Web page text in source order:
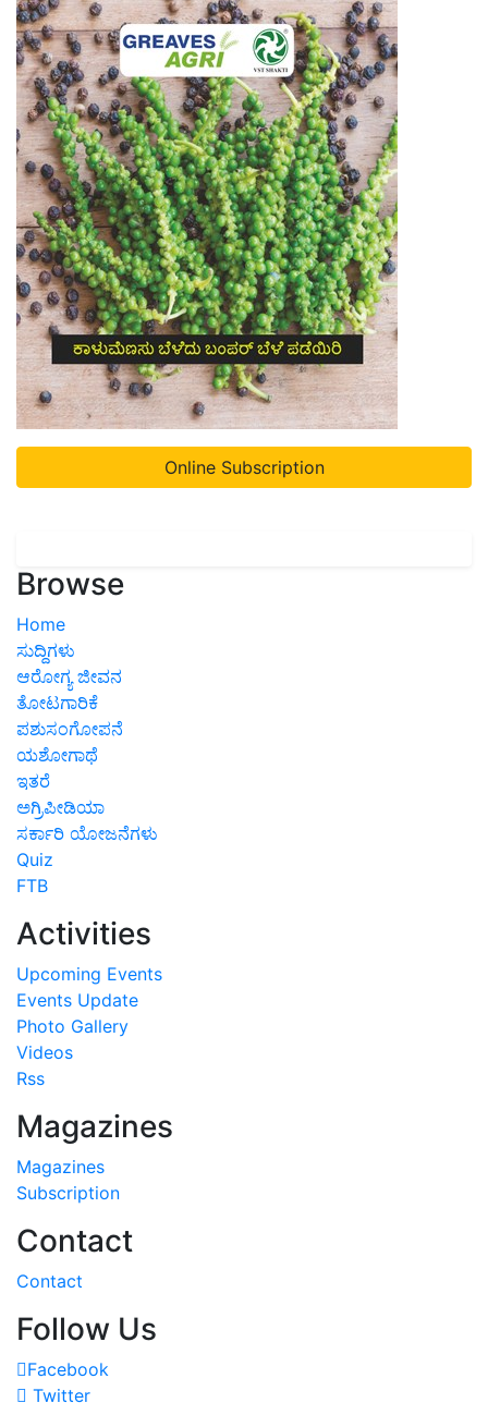
Online Subscription
Browse
Home
ಸುದ್ದಿಗಳು
ಆರೋಗ್ಯ ಜೀವನ
ತೋಟಗಾರಿಕೆ
ಪಶುಸಂಗೋಪನೆ
ಯಶೋಗಾಥೆ
ಇತರೆ
ಅಗ್ರಿಪೀಡಿಯಾ
ಸರ್ಕಾರಿ ಯೋಜನೆಗಳು
Quiz
FTB
Activities
Upcoming Events
Events Update
Photo Gallery
Videos
Rss
Magazines
Magazines
Subscription
Contact
Contact
Follow Us
Facebook
Twitter